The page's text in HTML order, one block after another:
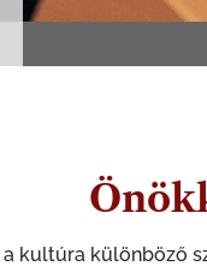
a kultúra különböző